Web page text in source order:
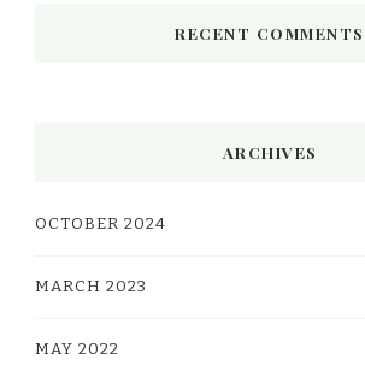
RECENT COMMENTS
ARCHIVES
OCTOBER 2024
MARCH 2023
MAY 2022